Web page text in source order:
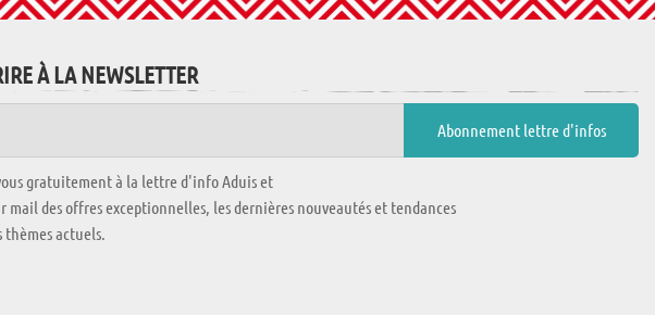
À LA NEWSLETTER
gratuitement à la lettre d'info Aduis et
mail des offres exceptionnelles, les dernières nouveautés et tendances
thèmes actuels.